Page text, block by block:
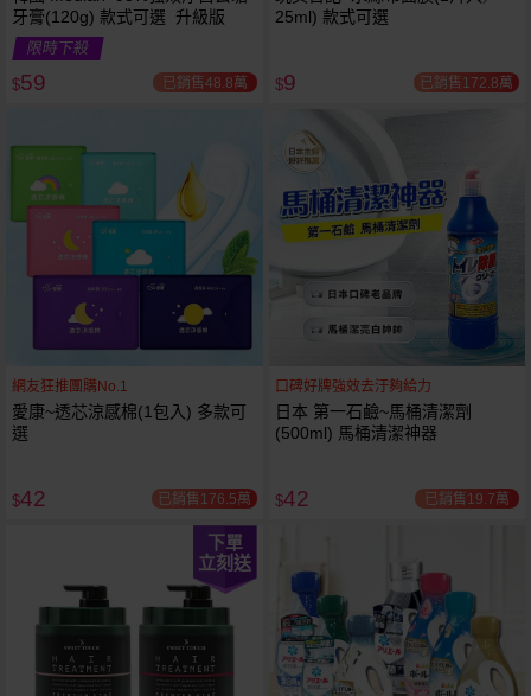
牙膏(120g) 款式可選 升級版
限時下殺
$59 已銷售48.8萬
25ml) 款式可選
$9 已銷售172.8萬
網友狂推團購No.1
愛康~透芯涼感棉(1包入) 多款可
選
$42 已銷售176.5萬
口碑好牌強效去汙夠給力
日本 第一石鹼~馬桶清潔劑
(500ml) 馬桶清潔神器
$42 已銷售19.7萬
下單
立刻送